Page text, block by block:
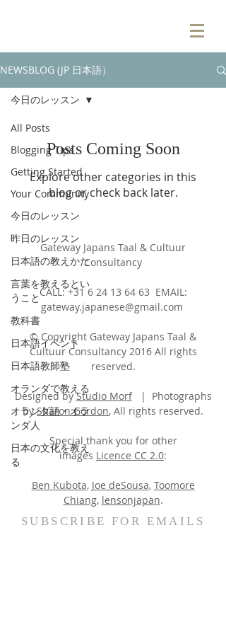
NEWSBLOG (JP 日本語）
All Posts
Blogging Tips
Getting Started
Your Community
今日のレッスン
昨日のレッスン
日本語の教えかた
言葉を教えるとい
うこと
教科書
日本語イベント
日本語教師塾
オランダで教える
オランダ語・オラ
ンダ人
日本の文化を教え
る
今日のレッスン
Posts Coming Soon
Explore other categories in this
blog or check back later.
Gateway Japans Taal & Cultuur
Consultancy
CALL: +31 6 24 13 64 63 EMAIL:
gateway.japanese@gmail.com
© Copyright Gateway Japans Taal &
Cultuur Consultancy 2016 All rights
reserved.
Designed byStudio Morf| Photographs
bySharon Gordon, All rights reserved.
Special thank you for other
images Licence CC 2.0:
Ben Kubota, Joe deSousa, Toomore
Chiang, lensonjapan.
SUBSCRIBE FOR EMAILS